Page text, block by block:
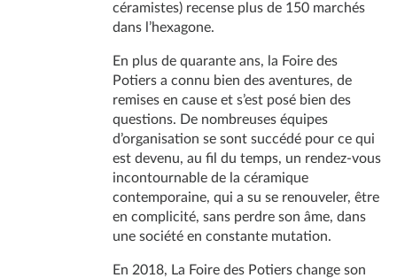
céramistes) recense plus de 150 marchés
dans l’hexagone.
En plus de quarante ans, la Foire des
Potiers a connu bien des aventures, de
remises en cause et s’est posé bien des
questions. De nombreuses équipes
d’organisation se sont succédé pour ce qui
est devenu, au fil du temps, un rendez-vous
incontournable de la céramique
contemporaine, qui a su se renouveler, être
en complicité, sans perdre son âme, dans
une société en constante mutation.
En 2018, La Foire des Potiers change son